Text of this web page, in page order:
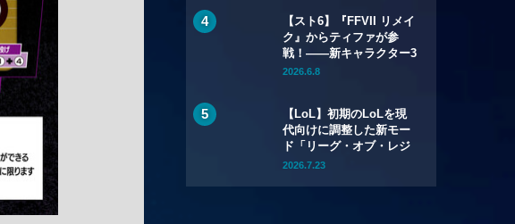
初セール
【スト6】『FFVII リメイ
ク』からティファが参
戦！――新キャラクター3
名を含むYear 4のライン
2026.6.8
【LoL】初期のLoLを現
代向けに調整した新モー
ド「リーグ・オブ・レジ
ェンド クラシック」が7
2026.7.23